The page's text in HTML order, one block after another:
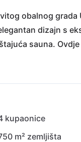
obalnog grada
dizajn s
sauna.
okupanim
sa svojim
blaga od
iz snova u Villi
kupaonice
m² zemljišta